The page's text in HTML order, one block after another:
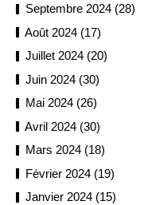
Septembre 2024 (28)
Août 2024 (17)
Juillet 2024 (20)
Juin 2024 (30)
Mai 2024 (26)
Avril 2024 (30)
Mars 2024 (18)
Février 2024 (19)
Janvier 2024 (15)